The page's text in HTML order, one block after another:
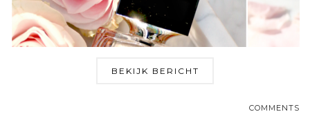
BEKIJK BERICHT
COMMENTS